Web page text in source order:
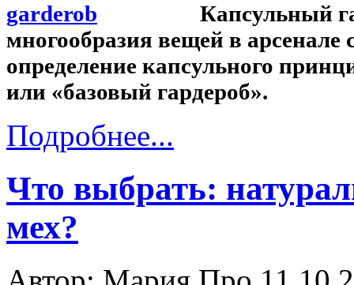
Капсульный
многообразия вещей в
определение капсульного
или «базовый гардероб».
Подробнее...
Что выбрать:
мех?